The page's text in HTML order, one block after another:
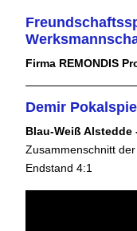
Firma REMONDIS
Demir
Blau-Weiß Alstedde
Zusammenschnitt der
Endstand 4:1